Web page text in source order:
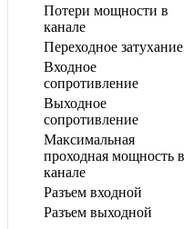
Потери мощности в
канале
Переходное затухание
Входное
сопротивление
Выходное
сопротивление
Максимальная
проходная мощность в
канале
Разъем входной
Разъем выходной